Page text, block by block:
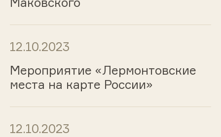
12.10.2023
Мероприятие «Лермонтовские
места на карте России»
12.10.2023